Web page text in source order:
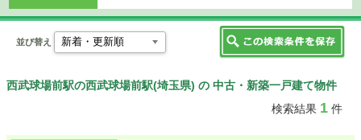
並び替え
西武球場前駅の西武球場前駅(埼玉県) の 中古・新築一戸建て物件
検索結果 1件